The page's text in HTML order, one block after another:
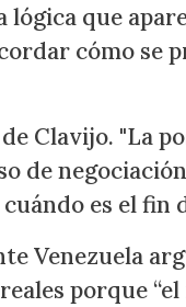
lógica que
cómo se
Clavijo. "La
de
es el fin
Venezuela
porque